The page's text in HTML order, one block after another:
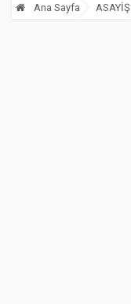
Ana Sayfa ASAYİŞ